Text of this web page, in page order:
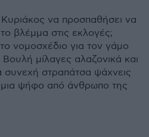
να προσπαθήσει να
βλέμμα στις εκλογές;
νομοσχέδιο για τον γάμο
μίλαγες αλαζονικά και
στραπάτσα ψάχνεις
ψήφο από άνθρωπο της